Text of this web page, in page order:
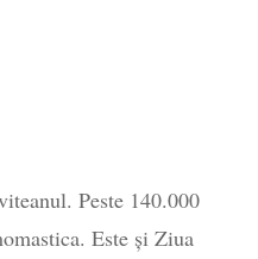
Peste 140.000
Este și Ziua